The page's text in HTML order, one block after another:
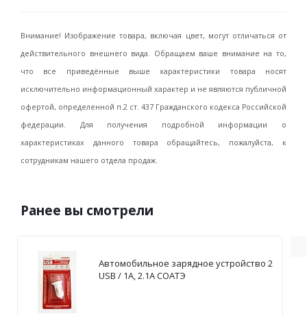
Внимание! Изображение товара, включая цвет, могут отличаться от
действительного внешнего вида. Обращаем ваше внимание на то,
что все приведённые выше характеристики товара носят
исключительно информационный характер и не являются публичной
офертой, определенной п.2 ст. 437 Гражданского кодекса Российской
федерации. Для получения подробной информации о
характеристиках данного товара обращайтесь, пожалуйста, к
сотрудникам нашего отдела продаж.
Ранее вы смотрели
Автомобильное зарядное устройство 2
USB / 1А, 2.1А СОАТЭ